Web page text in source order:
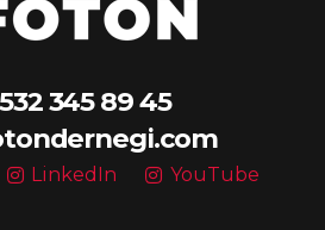
345 89 45
LinkedIn YouTube